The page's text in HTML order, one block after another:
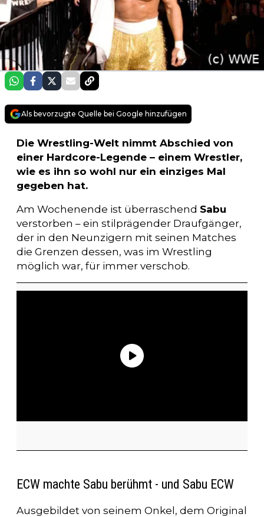
Als bevorzugte Quelle bei Google hinzufügen
Die Wrestling-Welt nimmt Abschied von
einer Hardcore-Legende – einem Wrestler,
wie es ihn so wohl nur ein einziges Mal
gegeben hat.
Am Wochenende ist überraschend Sabu
verstorben – ein stilprägender Draufgänger,
der in den Neunzigern mit seinen Matches
die Grenzen dessen, was im Wrestling
möglich war, für immer verschob.
ECW machte Sabu berühmt - und Sabu ECW
Ausgebildet von seinem Onkel, dem Original